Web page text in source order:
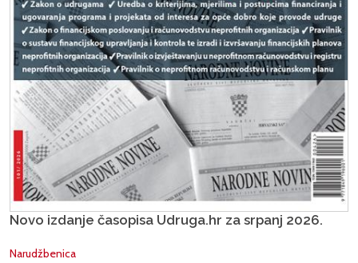
Novo izdanje časopisa Udruga.hr za srpanj 2026.
Narudžbenica